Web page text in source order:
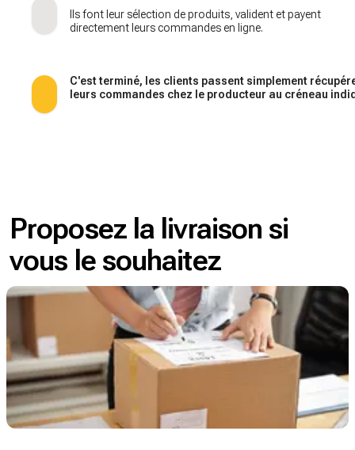
Ils font leur sélection de produits, valident et payent
directement leurs commandes en ligne.
C'est terminé, les clients passent simplement
leurs commandes chez le producteur au créneau
Proposez la livraison si
vous le souhaitez